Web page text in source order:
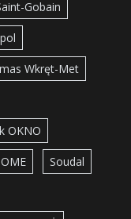
Gobain
Wkręt-Met
OKNO
Soudal